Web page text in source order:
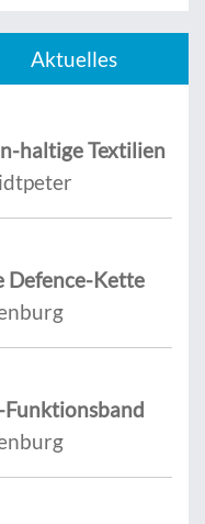
Aktuelles
haltige Textilien
Defence-Kette